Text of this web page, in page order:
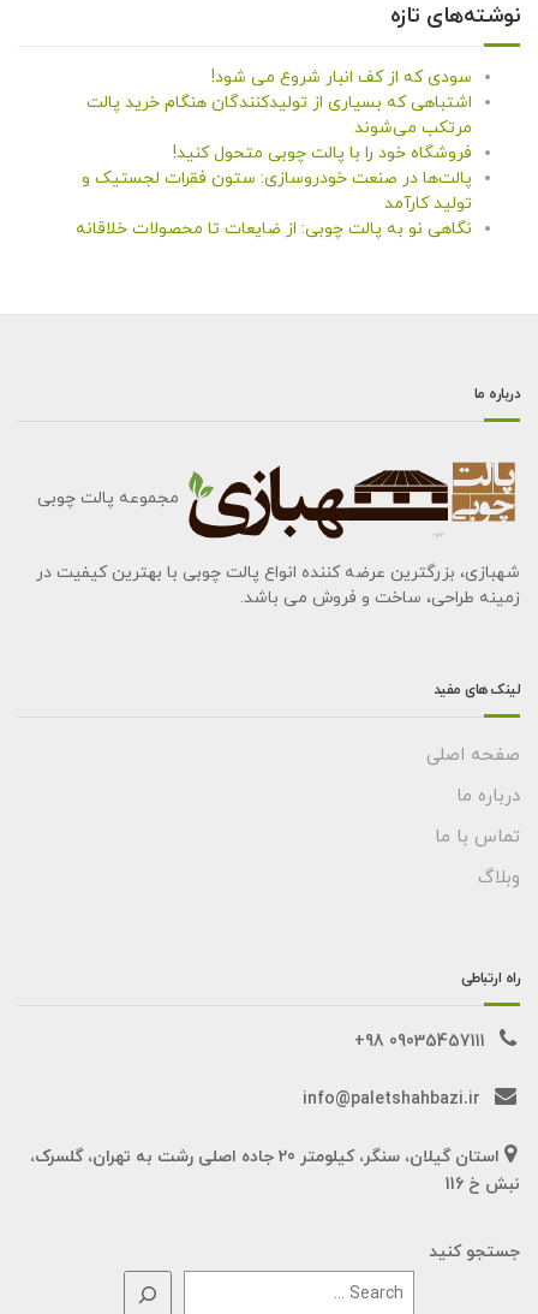
نوشته‌های تازه
سودی که از کف انبار شروع می شود!
اشتباهی که بسیاری از تولیدکنندگان هنگام خرید پالت
مرتکب می‌شوند
فروشگاه خود را با پالت چوبی متحول کنید!
پالت‌ها در صنعت خودروسازی: ستون فقرات لجستیک و
تولید کارآمد
نگاهی نو به پالت چوبی: از ضایعات تا محصولات خلاقانه
درباره ما
مجموعه پالت چوبی
شهبازی، بزرگترین عرضه کننده انواع پالت چوبی با بهترین کیفیت در
زمینه طراحی، ساخت و فروش می باشد.
لینک های مفید
صفحه اصلی
درباره ما
تماس با ما
وبلاگ
راه ارتباطی
09035457111 98+
info@paletshahbazi.ir
استان گیلان، سنگر، کیلومتر 20 جاده اصلی رشت به تهران، گلسرک،
نبش خ 116
جستجو کنید